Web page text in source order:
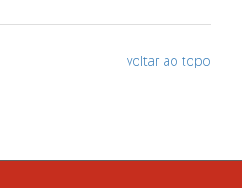
voltar ao topo